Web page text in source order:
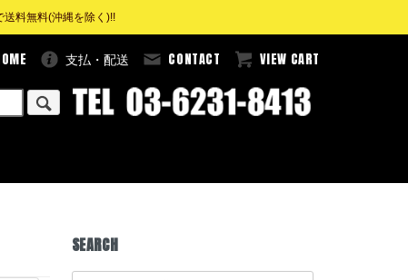
料無料(沖縄を除く)!!
支払・配送 CONTACT VIEW CART
SEARCH